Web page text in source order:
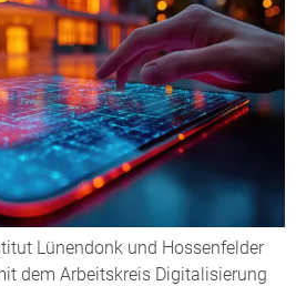
Lünendonk und Hossenfelder
dem Arbeitskreis Digitalisierung